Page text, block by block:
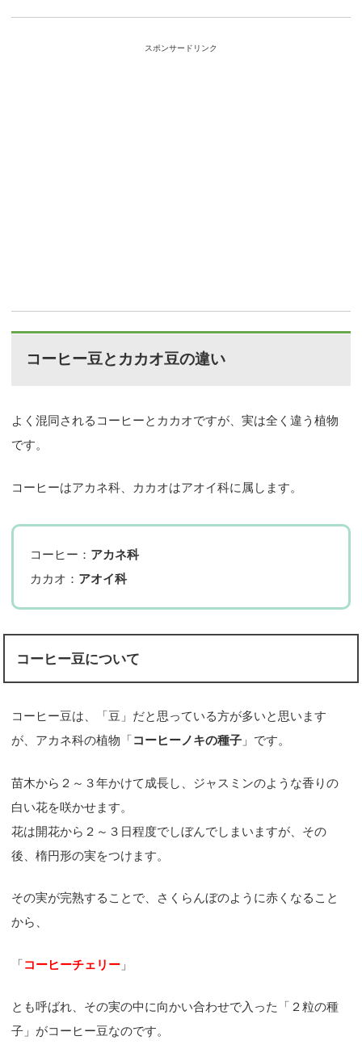
スポンサードリンク
コーヒー豆とカカオ豆の違い
よく混同されるコーヒーとカカオですが、実は全く違う植物
です。
コーヒーはアカネ科、カカオはアオイ科に属します。
コーヒー： アカネ科
カカオ： アオイ科
コーヒー豆について
コーヒー豆は、「豆」だと思っている方が多いと思います
が、アカネ科の植物「コーヒーノキの種子 」です。
苗木から２～３年かけて成長し、ジャスミンのような香りの
白い花を咲かせます。
花は開花から２～３日程度でしぼんでしまいますが、その
後、楕円形の実をつけます。
その実が完熟することで、さくらんぼのように赤くなること
から、
「コーヒーチェリー 」
とも呼ばれ、その実の中に向かい合わせで入った「２粒の種
子」がコーヒー豆なのです。